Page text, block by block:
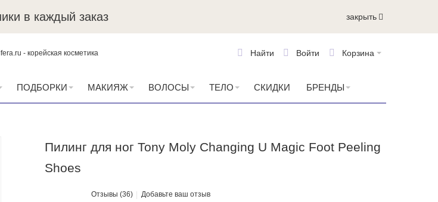
в каждый заказ закрыть
Корзина
Войти
Найти
ПОДБОРКИ МАКИЯЖ ВОЛОСЫ ТЕЛО СКИДКИ БРЕНДЫ
Пилинг для ног Tony Moly Changing U Magic Foot Peeling
Shoes
Отзывы (36) Добавьте ваш отзыв